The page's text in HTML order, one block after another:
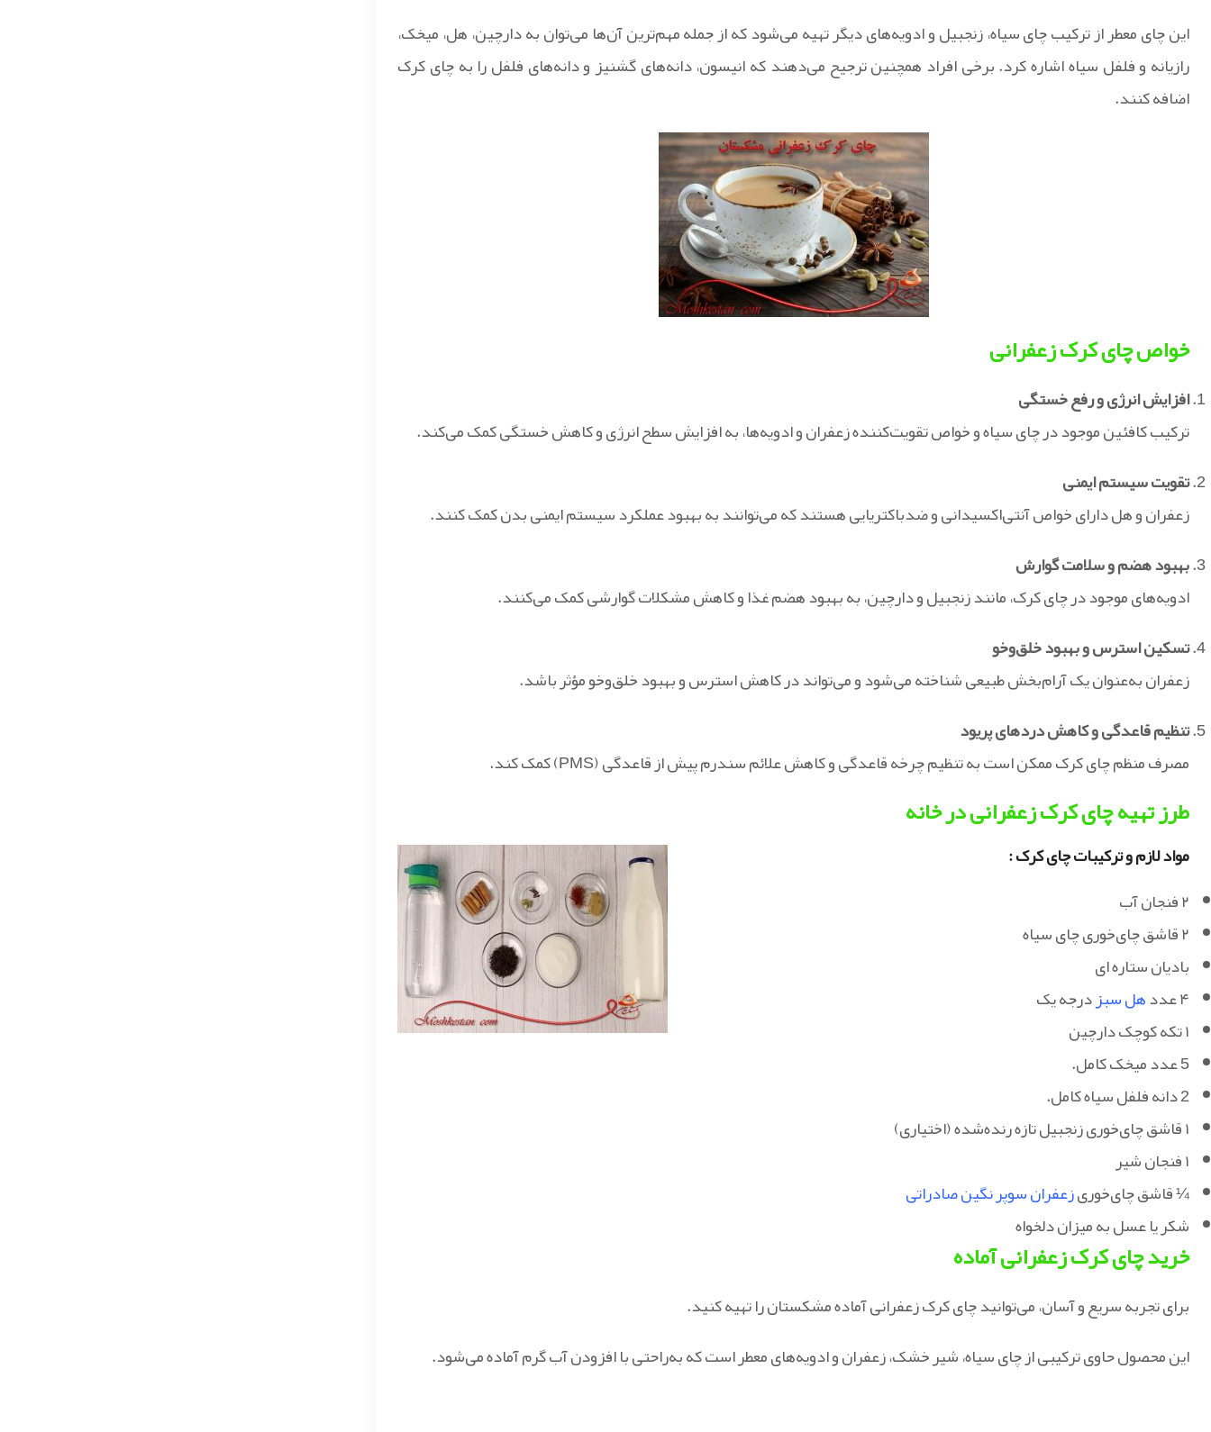
این چای معطر از ترکیب چای سیاه، زنجبیل و ادویه‌های دیگر تهیه می‌شود که از جمله مهم‌ترین آن‌ها می‌توان به دارچین، هل، میخک،
رازیانه و فلفل سیاه اشاره کرد. برخی افراد همچنین ترجیح می‌دهند که انیسون، دانه‌های گشنیز و دانه‌های فلفل را به چای کرک
اضافه کنند.
خواص چای کرک زعفرانی
افزایش انرژی و رفع خستگی
ترکیب کافئین موجود در چای سیاه و خواص تقویت‌کننده زعفران و ادویه‌ها، به افزایش سطح انرژی و کاهش خستگی کمک می‌کند.
تقویت سیستم ایمنی
زعفران و هل دارای خواص آنتی‌اکسیدانی و ضدباکتریایی هستند که می‌توانند به بهبود عملکرد سیستم ایمنی بدن کمک کنند.
بهبود هضم و سلامت گوارش
ادویه‌های موجود در چای کرک، مانند زنجبیل و دارچین، به بهبود هضم غذا و کاهش مشکلات گوارشی کمک می‌کنند.
تسکین استرس و بهبود خلق‌وخو
زعفران به‌عنوان یک آرام‌بخش طبیعی شناخته می‌شود و می‌تواند در کاهش استرس و بهبود خلق‌وخو مؤثر باشد.
تنظیم قاعدگی و کاهش دردهای پریود
مصرف منظم چای کرک ممکن است به تنظیم چرخه قاعدگی و کاهش علائم سندرم پیش از قاعدگی (PMS) کمک کند.
طرزتهیه چای کرک زعفرانی در خانه
مواد لازم و ترکیبات چای کرک :
۲ فنجان آب
۲ قاشق چای‌خوری چای سیاه
بادیان ستاره ای
۴ عدد
هل سبزدرجه یک
۱ تکه کوچک دارچین
5 عدد میخک کامل.
2 دانه فلفل سیاه کامل.
۱ قاشق چای‌خوری زنجبیل تازه رنده‌شده (اختیاری)
۱ فنجان شیر
¼ قاشق چای‌خوریزعفران سوپر نگین صادراتی
شکر یا عسل به میزان دلخواه
خریدچای کرک زعفرانی آماده
برای تجربه سریع و آسان، می‌توانید چای کرک زعفرانی آماده مشکستان را تهیه کنید.
این محصول حاوی ترکیبی از چای سیاه، شیر خشک، زعفران و ادویه‌های معطر است که به‌راحتی با افزودن آب گرم آماده می‌شود.